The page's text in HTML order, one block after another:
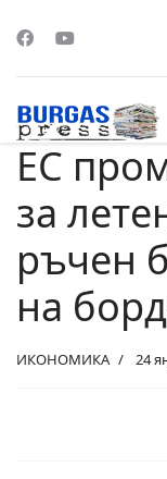
ЕС
за
ръчен
на
ИКОНОМИКА 24